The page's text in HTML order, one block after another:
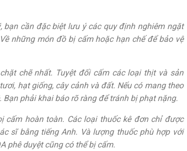
bạn cần đặc biệt lưu ý các quy định nghiêm ngặt
những món đồ bị cấm hoặc hạn chế để bảo vệ
chẽ nhất. Tuyệt đối cấm các loại thịt và sản
hạt giống, cây cảnh và đất. Nếu có mang theo
phải khai báo rõ ràng để tránh bị phạt nặng.
cấm hoàn toàn. Các loại thuốc kê đơn chỉ được
sĩ bằng tiếng Anh. Và lượng thuốc phù hợp với
phê duyệt cũng có thể bị cấm.